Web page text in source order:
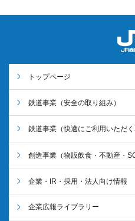
トップページ
鉄道事業 （安全の取り組み）
鉄道事業 （快適にご利用いただく
創造事業 （物販飲食・不動産・
企業・IR・採用・法人向け情報
企業広報ライブラリー